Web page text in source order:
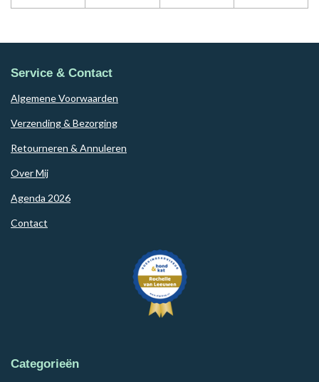
Service & Contact
Algemene Voorwaarden
Verzending & Bezorging
Retourneren & Annuleren
Over Mij
Agenda 2026
Contact
Categorieën